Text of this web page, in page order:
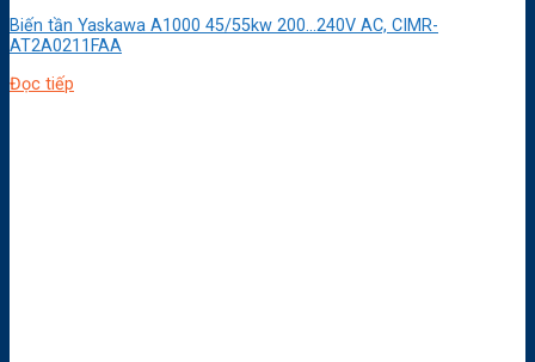
Biến tần Yaskawa A1000 45/55kw 200…240V AC, CIMR-
AT2A0211FAA
Đọc tiếp